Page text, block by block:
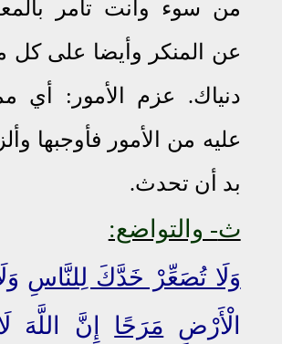
من سوء وأنت تأمر
عن المنكر وأيضا على كل
دنياك. عزم الأمور: أي
عليه من الأمور فأوجبها
بد أن تحدث.
ث- والتواضع:
وَلَا تُصَعِّرْ خَدَّكَ لِلنَّاسِ
الْأَرْضِ مَرَحًا إِنَّ اللَّهَ